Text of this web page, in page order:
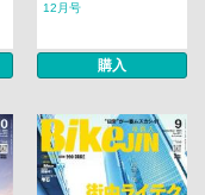
12月号
購入